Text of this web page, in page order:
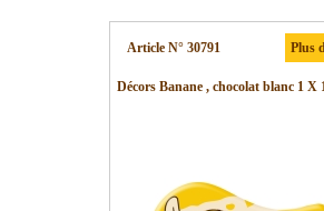
Article N° 30791 Plus
Décors Banane , chocolat blanc 1 X